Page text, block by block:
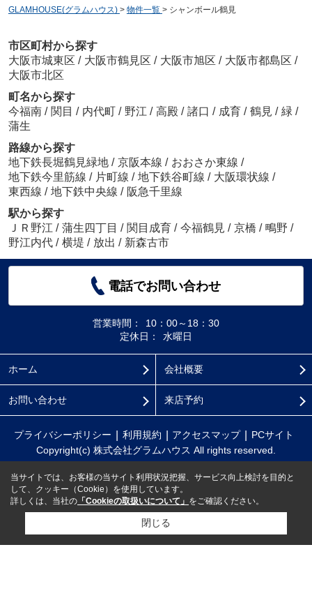
GLAMHOUSE(グラムハウス) > 物件一覧 > シャンボール鶴見
市区町村から探す
大阪市城東区 / 大阪市鶴見区 / 大阪市旭区 / 大阪市都島区 /
大阪市北区
町名から探す
今福南 / 関目 / 内代町 / 野江 / 高殿 / 諸口 / 成育 / 鶴見 / 緑 /
蒲生
路線から探す
地下鉄長堀鶴見緑地 / 京阪本線 / おおさか東線 /
地下鉄今里筋線 / 片町線 / 地下鉄谷町線 / 大阪環状線 /
東西線 / 地下鉄中央線 / 阪急千里線
駅から探す
ＪＲ野江 / 蒲生四丁目 / 関目成育 / 今福鶴見 / 京橋 / 鴫野 /
野江内代 / 横堤 / 放出 / 新森古市
電話でお問い合わせ
営業時間：
10：00～18：30
定休日：
水曜日
ホーム 会社概要
お問い合わせ 来店予約
プライバシーポリシー 利用規約 アクセスマップ
PCサイト
Copyright(c) 株式会社グラムハウス All rights reserved.
当サイトでは、お客様の当サイト利用状況把握、サービス向上検討を目的と
して、クッキー（Cookie）を使用しています。
詳しくは、当社の 「Cookieの取扱いについて」 をご確認ください。
閉じる